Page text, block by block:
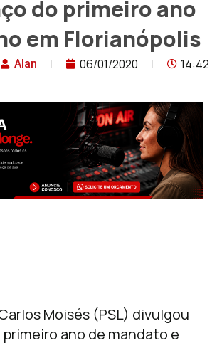
do primeiro ano
em Florianópolis
Alan 06/01/2020 14:42
Moisés (PSL) divulgou
ano de mandato e